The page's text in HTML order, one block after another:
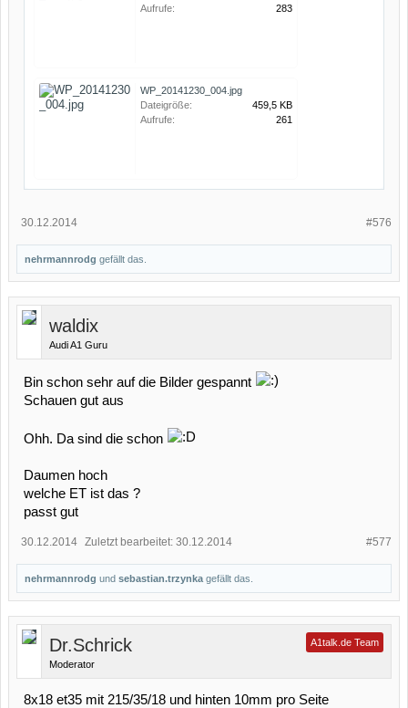
Aufrufe:
283
WP_20141230_004.jpg
Dateigröße:
459,5 KB
Aufrufe:
261
#576
30.12.2014
nehrmannrodg gefällt das.
waldix
Audi A1 Guru
Bin schon sehr auf die Bilder gespannt
Schauen gut aus
Ohh. Da sind die schon
Daumen hoch
welche ET ist das ?
passt gut
#577
30.12.2014 Zuletzt bearbeitet: 30.12.2014
nehrmannrodg und sebastian.trzynka gefällt das.
Dr.Schrick
Moderator
A1talk.de Team
8x18 et35 mit 215/35/18 und hinten 10mm pro Seite